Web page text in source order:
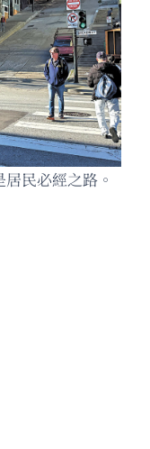
民必經之路。